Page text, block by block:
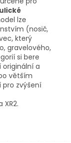
lze
(nosič,
který
gravelového,
si bere
a
větším
zvýšení
XR2.